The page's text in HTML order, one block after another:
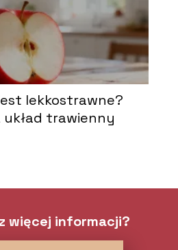
lekkostrawne?
układ trawienny
więcej informacji?